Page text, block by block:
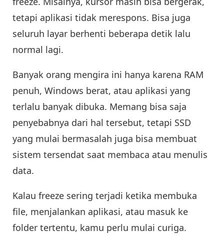
tetapi aplikasi tidak merespons. Bisa juga
seluruh layar berhenti beberapa detik lalu
normal lagi.
Banyak orang mengira ini hanya karena RAM
penuh, Windows berat, atau aplikasi yang
terlalu banyak dibuka. Memang bisa saja
penyebabnya dari hal tersebut, tetapi SSD
yang mulai bermasalah juga bisa membuat
sistem tersendat saat membaca atau menulis
data.
Kalau freeze sering terjadi ketika membuka
file, menjalankan aplikasi, atau masuk ke
folder tertentu, kamu perlu mulai curiga.